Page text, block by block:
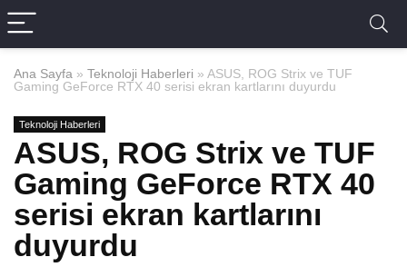
Ana Sayfa » Teknoloji Haberleri » ASUS, ROG Strix ve TUF
Gaming GeForce RTX 40 serisi ekran kartlarını duyurdu
Teknoloji Haberleri
ASUS, ROG Strix ve TUF
Gaming GeForce RTX 40
serisi ekran kartlarını
duyurdu